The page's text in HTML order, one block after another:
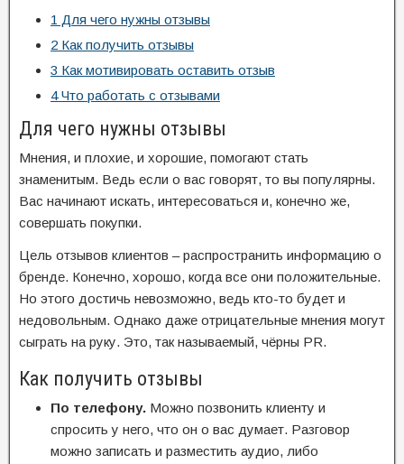
1 Для чего нужны отзывы
2 Как получить отзывы
3 Как мотивировать оставить отзыв
4Что работать с отзывами
Для чего нужны отзывы
Мнения, и плохие, и хорошие, помогают стать
знаменитым. Ведь если о вас говорят, то вы популярны.
Вас начинают искать, интересоваться и, конечно же,
совершать покупки.
Цель отзывов клиентов – распространить информацию о
бренде. Конечно, хорошо, когда все они положительные.
Но этого достичь невозможно, ведь кто-то будет и
недовольным. Однако даже отрицательные мнения могут
сыграть на руку. Это, так называемый, чёрны PR.
Как получить отзывы
По телефону. Можно позвонить клиенту и
спросить у него, что он о вас думает. Разговор
можно записать и разместить аудио, либо